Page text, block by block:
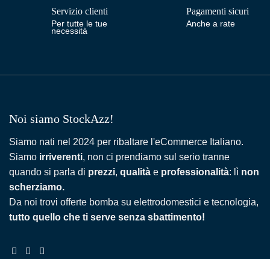
Servizio clienti
Per tutte le tue
necessità
Pagamenti sicuri
Anche a rate
Noi siamo StockAzz!
Siamo nati nel 2024 per ribaltare l'eCommerce Italiano.
Siamo irriverenti, non ci prendiamo sul serio tranne
quando si parla di prezzi, qualità e professionalità: lì non
scherziamo.
Da noi trovi offerte bomba su elettrodomestici e tecnologia,
tutto quello che ti serve senza sbattimento!